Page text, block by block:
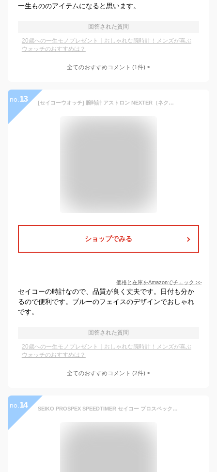
一生もののアイテムになると思います。
回答された質問
20歳への一生モノプレゼント｜おしゃれな腕時計！メンズが喜ぶ
ウォッチのおすすめは？
全てのおすすめコメント (1件) >
no. 13 [セイコーウオッチ] 腕時計 アストロン NEXTER（ネクスタ―） ソーラー電波 SBXY037 メンズ シルバー
ショップでみる
価格と在庫をAmazonでチェック >>
セイコーの時計なので、品質が良く丈夫です。日付も分か
るので便利です。ブルーのフェイスのデザインでおしゃれ
です。
回答された質問
20歳への一生モノプレゼント｜おしゃれな腕時計！メンズが喜ぶ
ウォッチのおすすめは？
全てのおすすめコメント (2件) >
no. 14 SEIKO PROSPEX SPEEDTIMER セイコー プロスペックス スピードタイマー 腕時計 時計 クロノグラフ ソーラー アナログ SBDL095 銀 シルバー メンズ 誕生日プレゼント 男性 成人式 お祝い 彼氏 旦那 夫 友達 ギフト